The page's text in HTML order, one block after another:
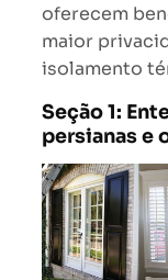
oferecem
maior
isolamento
Seção 1:
persianas e